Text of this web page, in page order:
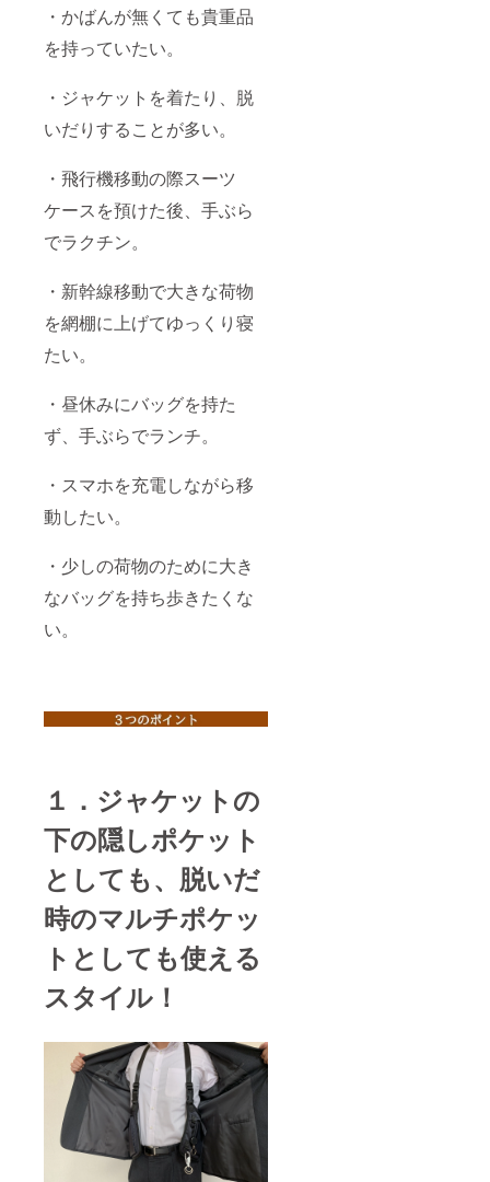
・かばんが無くても貴重品
を持っていたい。
・ジャケットを着たり、脱
いだりすることが多い。
・飛行機移動の際スーツ
ケースを預けた後、手ぶら
でラクチン。
・新幹線移動で大きな荷物
を網棚に上げてゆっくり寝
たい。
・昼休みにバッグを持た
ず、手ぶらでランチ。
・スマホを充電しながら移
動したい。
・少しの荷物のために大き
なバッグを持ち歩きたくな
い。
１．ジャケットの
下の隠しポケット
としても、脱いだ
時のマルチポケッ
トとしても使える
スタイル！